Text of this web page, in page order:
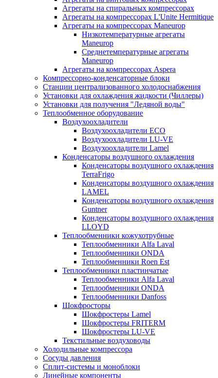
Агрегаты на спиральных компрессорах
Агрегаты на компрессорах L'Unite Hermitique
Агрегаты на компрессорах Maneurop
Низкотемпературные агрегаты
Maneurop
Среднетемпературные агрегаты
Maneurop
Агрегаты на компрессорах Aspera
Компрессорно-конденсаторные блоки
Станции централизованного холодоснабжения
Установки для охлаждения жидкости (Чиллеры)
Установки для получения "Ледяной воды"
Теплообменное оборудование
Воздухоохладители
Воздухоохладители EСО
Воздухоохладители LU-VE
Воздухоохладители Lamel
Конденсаторы воздушного охлаждения
Конденсаторы воздушного охлаждения
TerraFrigo
Конденсаторы воздушного охлаждения
LAMEL
Конденсаторы воздушного охлаждения
Guntner
Конденсаторы воздушного охлаждения
LLOYD
Теплообменники кожухотрубные
Теплообменники Alfa Laval
Теплообменники ONDA
Теплообменники Roen Est
Теплообменники пластинчатые
Теплообменники Alfa Laval
Теплообменники ONDA
Теплообменники Danfoss
Шокфросторы
Шокфростеры Lamel
Шокфростеры FRITERM
Шокфростеры LU-VE
Текстильные воздуховоды
Холодильные компрессора
Сосуды давления
Cплит-системы и моноблоки
Линейные компоненты